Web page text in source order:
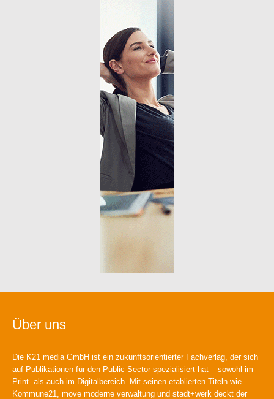
Über uns
Die K21 media GmbH ist ein zukunftsorientierter Fachverlag, der sich
auf Publikationen für den Public Sector spezialisiert hat – sowohl im
Print- als auch im Digitalbereich. Mit seinen etablierten Titeln wie
Kommune21, move moderne verwaltung und stadt+werk deckt der